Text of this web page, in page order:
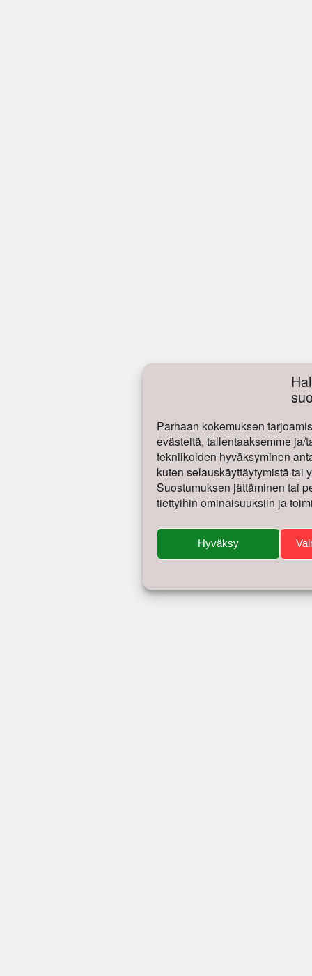
Parhaan kokemuksen
evästeitä, tallentaaksemme ja/
tekniikoiden hyväksyminen
kuten selauskäyttäytymistä tai
Suostumuksen jättäminen tai
tiettyihin ominaisuuksiin ja
Hyväksy